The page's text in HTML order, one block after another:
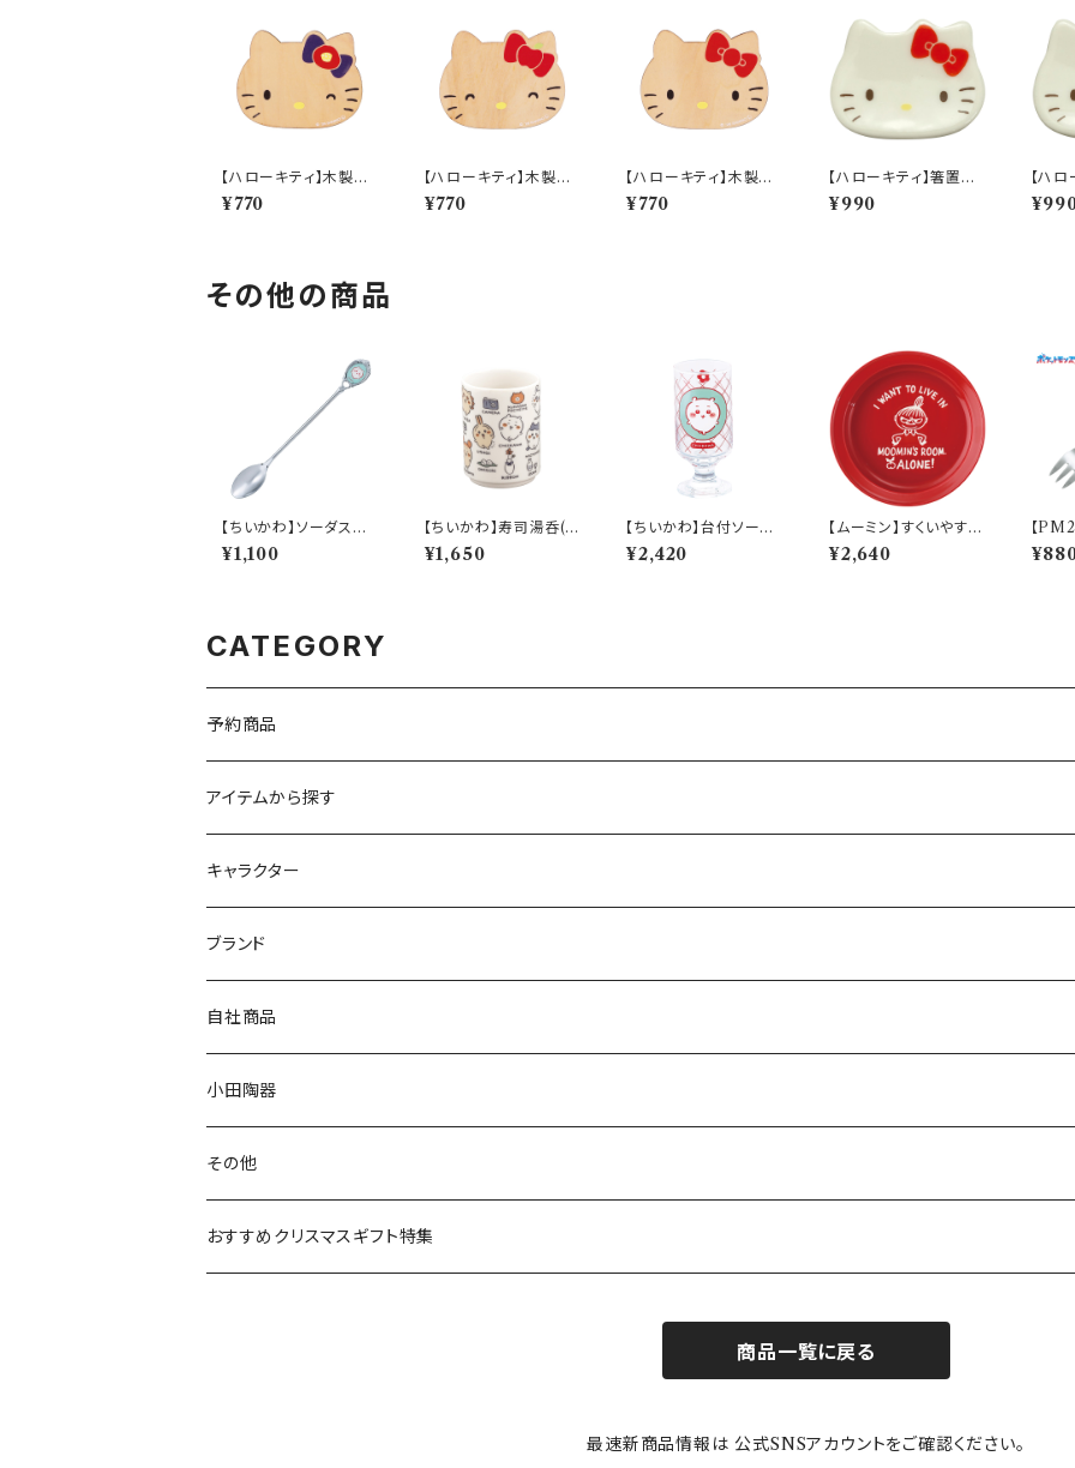
【ハローキティ】木製コ
ースター(ツバキ)【HK2
00】HK201-346
¥770
【ハローキティ】木製コ
ースター(リンゴ)【HK2
00】HK202-346
¥770
【ハローキティ】木製コ
ースター(ハローキティ)
【HK200】HK203-34
¥770
【ハローキティ】箸置き
(赤)【HK190】HK191-
402
¥990
【ハ
(桜)
-402
その他の商品
【ちいかわ】ソーダスプ
ーン(ちいかわ)【CKW4
0】CKW41-850
¥1,100
【ちいかわ】寿司湯呑(日
常)【CKW50】CKW51
-327
¥1,650
【ちいかわ】台付ソーダ
グラス(ちいかわ)【CK
W40】CKW41-813
¥2,420
【ムーミン】すくいやすい
カレー皿（リトルミィ）
【MM9000】MM900
¥2,640
【
トカ
CATEGORY
予約商品
アイテムから探す
九谷焼
マグ＆カップ
プレート
ボウル
ガラスウェア
カトラリー
キャラクター
ムーミン
80th記念アイテム
リトルミイの日記念アイテム
MOOMIN ANIMATION
スヌーピー
ピーターラビット
ポケットモンスター
ブランド
LA AMYS(エミーズ)
LISA LARSON(リサラーソン)
LAURA ASHLEY(ローラ アシュレイ)
Finlayson(フィンレイソン)
自社商品
ねこ企画
Cecera(セセラ)
CELEC(セレック)
小田陶器
さざなみ
吉祥
その他
リサイクル食器
おすすめクリスマスギフト特集
商品一覧に戻る
最速新商品情報は 公式SNSアカウントをご確認ください。